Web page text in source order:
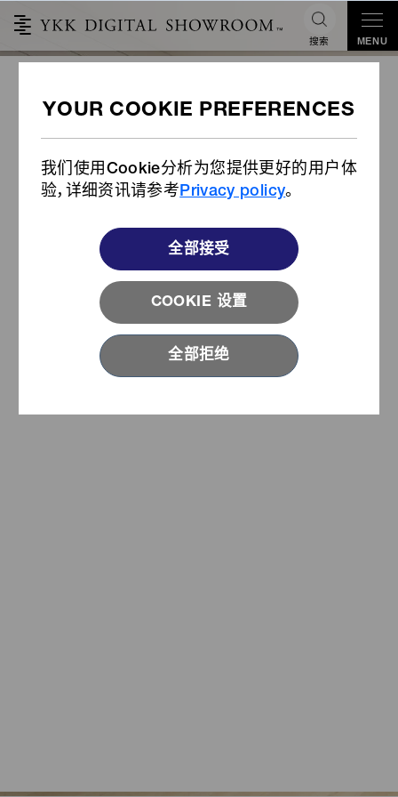
我们使用Cookie分析为您提供更好的用户体
验，详细资讯请参考Privacy policy。
COOKIE 设置
全部接受
全部拒绝
搜索 MENU
QuickFree®